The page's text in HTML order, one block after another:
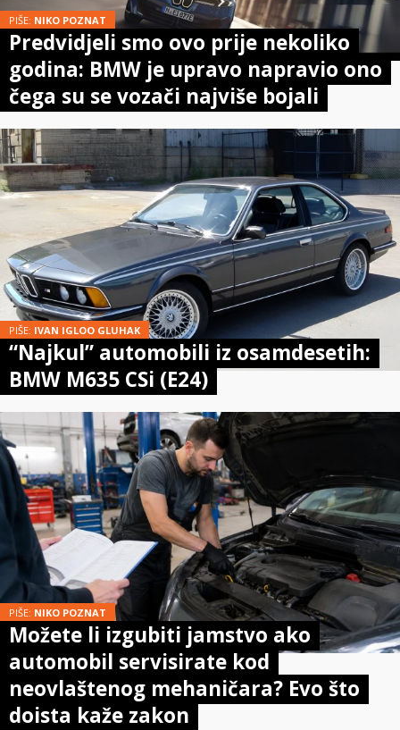
PIŠE: NIKO POZNAT
Predvidjeli smo ovo prije nekoliko
godina: BMW je upravo napravio ono
čega su se vozači najviše bojali
PIŠE: IVAN IGLOO GLUHAK
“Najkul” automobili iz osamdesetih:
BMW M635 CSi (E24)
PIŠE: NIKO POZNAT
Možete li izgubiti jamstvo ako
automobil servisirate kod
neovlaštenog mehaničara? Evo što
doista kaže zakon